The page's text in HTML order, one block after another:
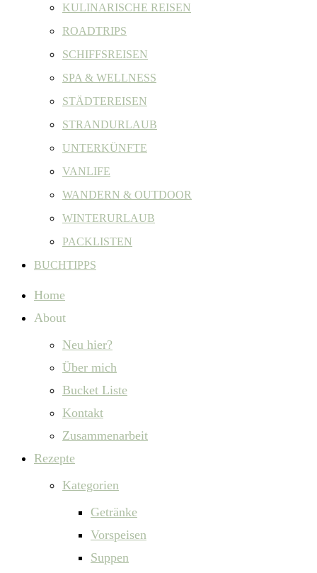
KULINARISCHE REISEN
ROADTRIPS
SCHIFFSREISEN
SPA & WELLNESS
STÄDTEREISEN
STRANDURLAUB
UNTERKÜNFTE
VANLIFE
WANDERN & OUTDOOR
WINTERURLAUB
PACKLISTEN
BUCHTIPPS
Home
About
Neu hier?
Über mich
Bucket Liste
Kontakt
Zusammenarbeit
Rezepte
Kategorien
Getränke
Vorspeisen
Suppen